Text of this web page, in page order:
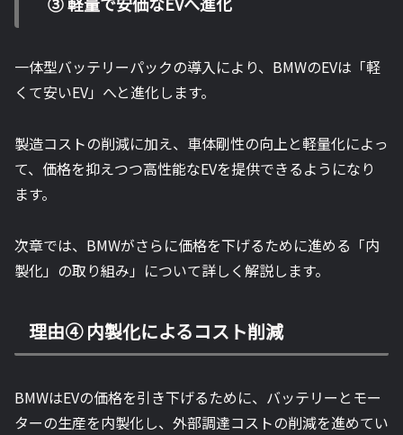
一体型バッテリーパックの導入により、BMWのEVは「軽
くて安いEV」へと進化します。
製造コストの削減に加え、車体剛性の向上と軽量化によっ
て、価格を抑えつつ高性能なEVを提供できるようになり
ます。
次章では、BMWがさらに価格を下げるために進める「内
製化」の取り組み」について詳しく解説します。
理由④ 内製化によるコスト削減
BMWはEVの価格を引き下げるために、バッテリーとモー
ターの生産を内製化し、外部調達コストの削減を進めてい